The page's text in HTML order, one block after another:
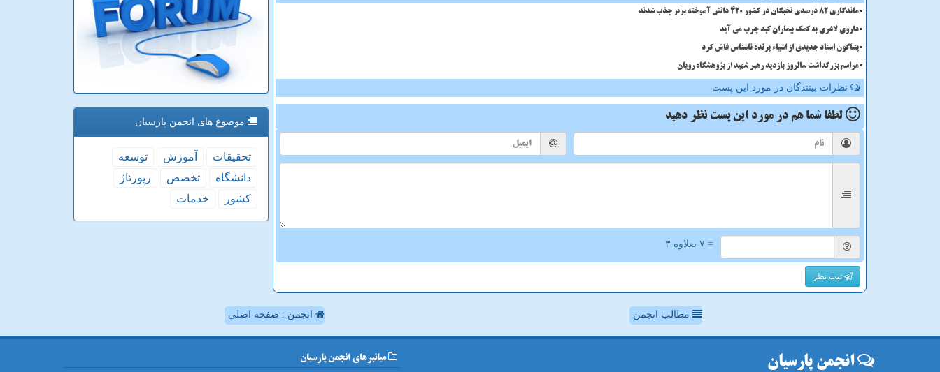
ماندگاری 82 درصدی نخبگان در کشور 420 دانش آموخته برتر جذب شدند
داروی لاغری به کمک بیماران کبد چرب می آید
پنتاگون اسناد جدیدی از اشیاء پرنده ناشناس فاش کرد
مراسم بزرگداشت سالروز بازدید رهبر شهید از پژوهشگاه رویان
نظرات بینندگان در مورد این پست
لطفا شما هم در مورد این پست نظر دهید
= ۷ بعلاوه ۳
ثبت نظر
موضوع های انجمن پارسیان
تحقیقات آموزش
توسعه
دانشگاه
تخصص
رپورتاژ
كشور
خدمات
مطالب انجمن انجمن : صفحه اصلی
انجمن پارسیان میانبرهای انجمن پارسیان